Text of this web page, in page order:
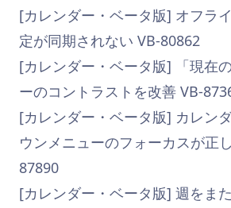
[カレンダー・ベータ版] オフラ
定が同期されない VB-80862
[カレンダー・ベータ版] 「現在
ーのコントラストを改善 VB-
[カレンダー・ベータ版] カレン
ウンメニューのフォーカスが正
87890
[カレンダー・ベータ版] 週をま